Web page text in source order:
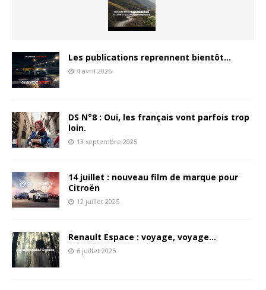
Les publications reprennent bientôt…
4 avril 2026
DS N°8 : Oui, les français vont parfois trop
loin.
13 septembre 2025
14 juillet : nouveau film de marque pour
Citroën
12 juillet 2025
Renault Espace : voyage, voyage…
6 juillet 2025